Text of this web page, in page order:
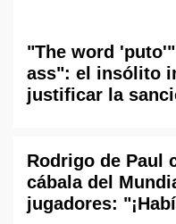
"The word
ass": el insólito
justificar la
Rodrigo de Paul
cábala del
jugadores: